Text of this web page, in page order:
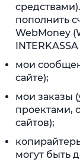
пополнить
WebMoney
мои
сайте);
мои заказы
проектами,
сайтов);
могут быть